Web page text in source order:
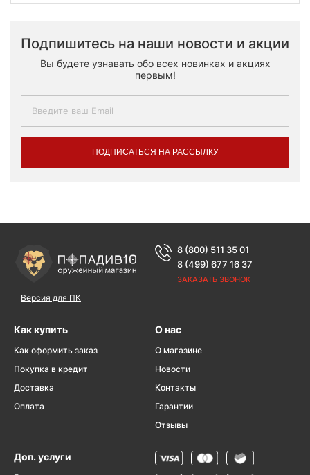
Подпишитесь на наши новости и акции
Вы будете узнавать обо всех новинках и акциях
первым!
ПОДПИСАТЬСЯ НА РАССЫЛКУ
Версия для ПК
8 (800) 511 35 01
8 (499) 677 16 37
ЗАКАЗАТЬ ЗВОНОК
Как купить
Как оформить заказ
Покупка в кредит
Доставка
Оплата
О нас
О магазине
Новости
Контакты
Гарантии
Отзывы
Доп. услуги